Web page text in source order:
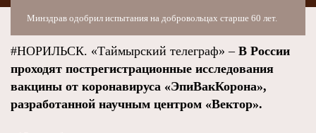
Минздрав одобрил испытания на добровольцах старше 60 лет.
#НОРИЛЬСК. «Таймырский телеграф» – В России
проходят пострегистрационные исследования
вакцины от коронавируса «ЭпиВакКорона»,
разработанной научным центром «Вектор».